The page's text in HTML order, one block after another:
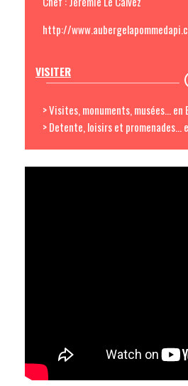
http://
VISITER
> Visites, monuments, musées...
> Detente, loisirs et promenades...